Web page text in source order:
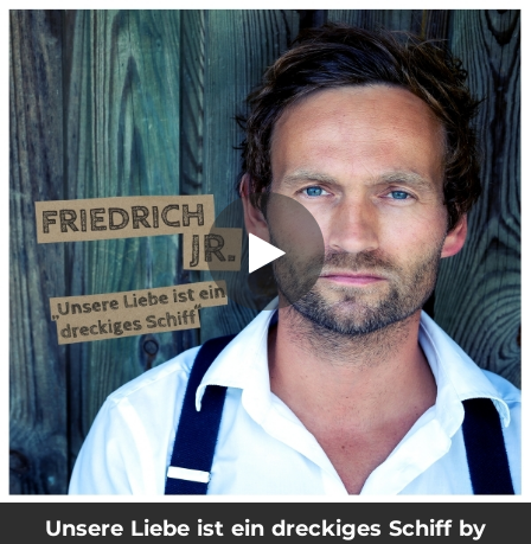
You're all set!
Unsere Liebe ist ein dreckiges Schiff
Unsere Liebe ist ein dreckiges Schiff
03:33
Unsere Liebe ist ein dreckiges Schiff by